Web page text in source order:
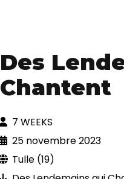
Des
Chantent
7 WEEKS
25 novembre 2023
Tulle (19)